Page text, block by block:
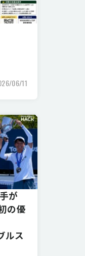
06/11
が
の優
ルス